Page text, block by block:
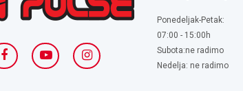
Ponedeljak-Petak:
07:00 - 15:00h
Subota:ne radimo
Nedelja: ne radimo